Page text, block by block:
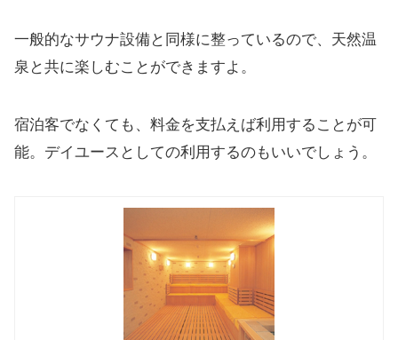
一般的なサウナ設備と同様に整っているので、天然温
泉と共に楽しむことができますよ。
宿泊客でなくても、料金を支払えば利用することが可
能。デイユースとしての利用するのもいいでしょう。